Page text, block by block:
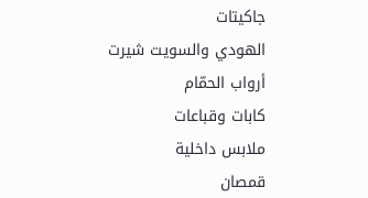
جاكيتات
الهودي والسويت شيرت
أرواب الحمّام
كابات وقباعات
ملابس داخلية
قمصان